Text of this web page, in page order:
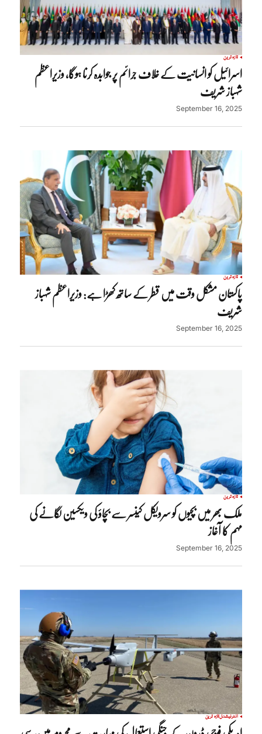
تازہ ترین
اسرائیل کو انسانیت کے خلاف جرائم پر جوابدہ کرنا ہوگا، وزیراعظم
شہباز شریف
September 16, 2025
تازہ ترین
پاکستان مشکل وقت میں قطر کے ساتھ کھڑا ہے: وزیراعظم شہباز
شریف
September 16, 2025
تازہ ترین
ملک بھر میں بچیوں کو سرویکل کینسر سے بچاؤ کی ویکسین لگانے کی
مہم کا آغاز
September 16, 2025
انٹرنیشنلتازہ ترین